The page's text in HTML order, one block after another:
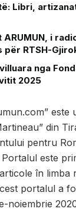
Libri,
i
për RTSH-
nga
2025
este
din
pentru
este
în limba
portalul a
noiembrie